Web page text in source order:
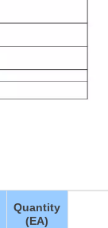
Quantity
(EA)